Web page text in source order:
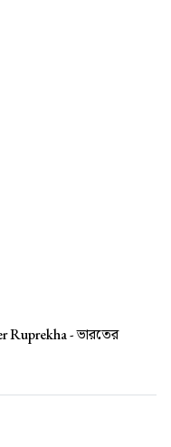
Ruprekha -ভারতের